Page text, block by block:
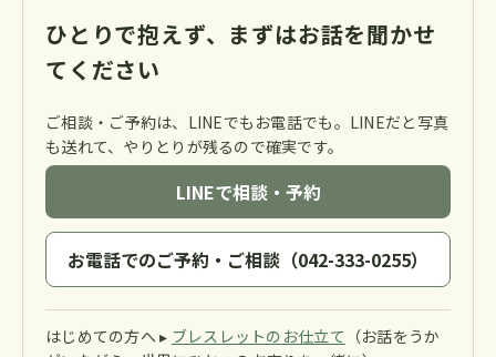
ひとりで抱えず、まずはお話を聞かせ
てください
ご相談・ご予約は、LINEでもお電話でも。LINEだと写真
も送れて、やりとりが残るので確実です。
LINEで相談・予約
お電話でのご予約・ご相談（042-333-0255）
はじめての方へ ▸ ブレスレットのお仕立て （お話をうか